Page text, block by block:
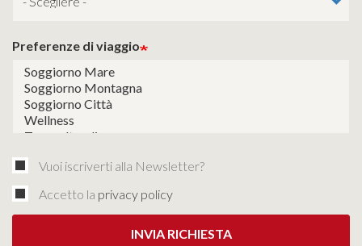
Preferenze di viaggio
Vuoi iscriverti alla Newsletter?
Accetto la privacy policy
INVIA RICHIESTA